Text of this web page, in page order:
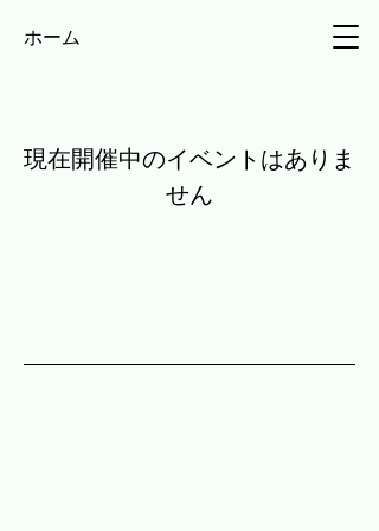
ホーム
現在開催中のイベントはありま
せん